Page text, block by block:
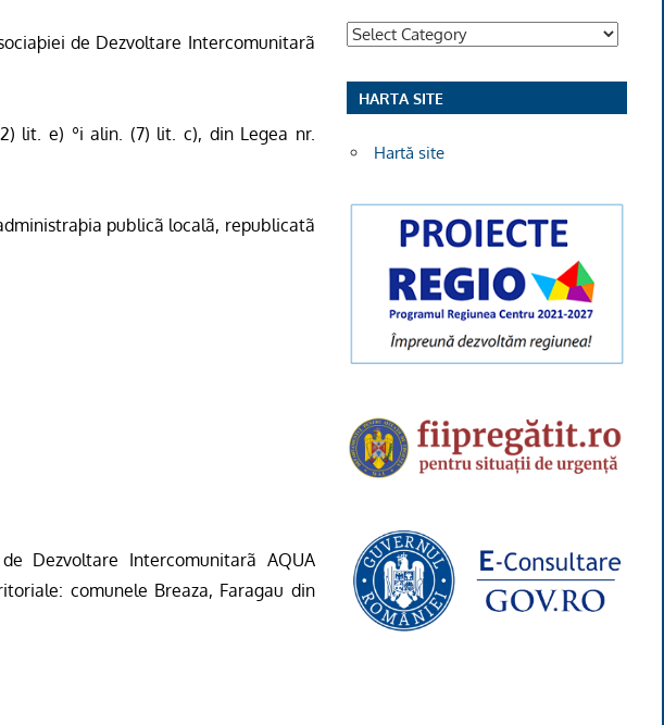
de Dezvoltare Intercomunitarã
lit. e) ºi alin. (7) lit. c), din Legea nr.
publicã localã, republicatã
de Dezvoltare Intercomunitarã AQUA
comunele Breaza, Faragau din
Categorii
HARTA SITE
Hartă site